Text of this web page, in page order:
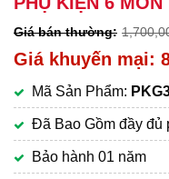
Giá
là:
1,700,000₫.
hiện
tại
là:
890,000₫.
Mã Sản Phẩm:
Đã Bao Gồm đầy đủ
Bảo hành 01 năm